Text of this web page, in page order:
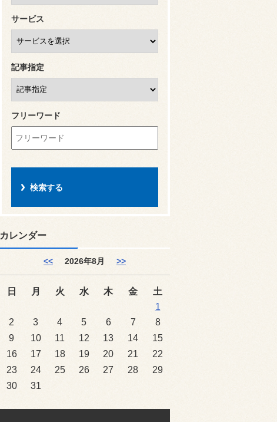
サービス
記事指定
フリーワード
カレンダー
<< 2026年8月 >>
日 月 火 水 木 金
土
1
2
3 4 5 6 7
8
9
10 11 12 13 14
15
16
17 18 19 20 21
22
23
24 25 26 27 28
29
30
31